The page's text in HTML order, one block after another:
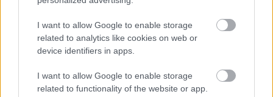
I want to allow Google to enable storage
related to analytics like cookies on web or
device identifiers in apps.
I want to allow Google to enable storage
related to functionality of the website or app.
A csalódást keltő nyitány után túlzottan vissza is
Az első ember. A Universalt legfeljebb azért
nem aggasztja az, hogy a költségvetést bottal ütheti
majd a komoly presztízsű film, mert észre sem veszik
a történelmi drámára tíz nap alatt, miközben
körülbelül egy hét alatt kellett volna ezt hoznia.